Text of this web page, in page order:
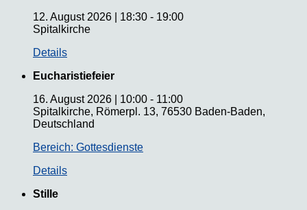
12. August 2026
18:30 - 19:00
Spitalkirche
Details
Eucharistiefeier
16. August 2026
10:00 - 11:00
Spitalkirche, Römerpl. 13, 76530 Baden-Baden,
Deutschland
Bereich: Gottesdienste
Details
Stille